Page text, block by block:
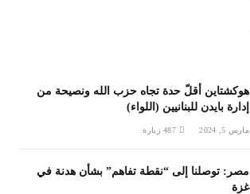
هوكشتاين أقلّ حدة تجاه حزب الله ونصيحة من
إدارة بايدن للبنانيين (اللواء)
مارس 5, 2024 487 زيارة
مصر: توصلنا إلى “نقطة تفاهم” بشأن هدنة في
غزة